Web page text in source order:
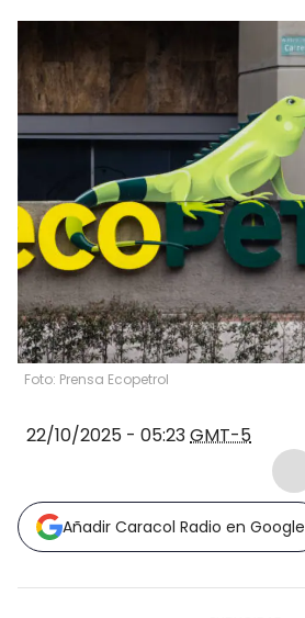
Foto: Prensa Ecopetrol
22/10/2025 - 05:23GMT-5
Añadir Caracol Radio en Google